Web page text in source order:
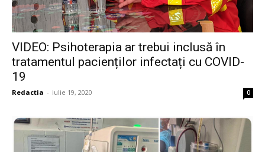
VIDEO: Psihoterapia ar trebui inclusă în
tratamentul pacienților infectați cu COVID-
19
Redactia - iulie 19, 2020 0